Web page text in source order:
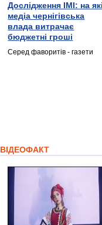
Дослідження ІМІ: на які
медіа чернігівська
влада витрачає
бюджетні гроші
Серед фаворитів - газети
ВІДЕОФАКТ